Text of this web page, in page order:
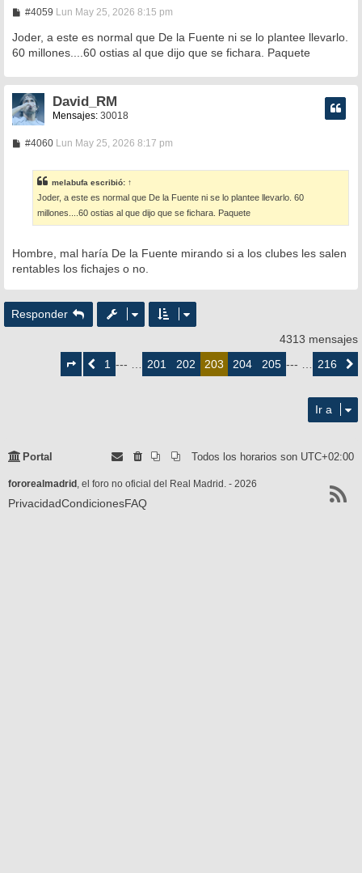
#4059M
n
a
e
Lun May 25, 2026 8:15 pm
Joder, a este es normal que De la Fuente ni se lo plantee llevarlo.
60 millones....60 ostias al que dijo que se fichara. Paquete
David_RM
Mensajes: 30018
#4060M
a
j
e
Lun May 25, 2026 8:17 pm
melabufa escribió: ↑
Joder, a este es normal que De la Fuente ni se lo plantee llevarlo. 60
millones....60 ostias al que dijo que se fichara. Paquete
Hombre, mal haría De la Fuente mirando si a los clubes les salen
rentables los fichajes o no.
Responder
4313 mensajes
203
deAnterior
1 --- … 201 202 203 204 205 --- … 216
Ir a
Portal Todos los horarios son UTC+02:00
fororealmadrid , el foro no oficial del Real Madrid. - 2026
PrivacidadCondicionesFAQ